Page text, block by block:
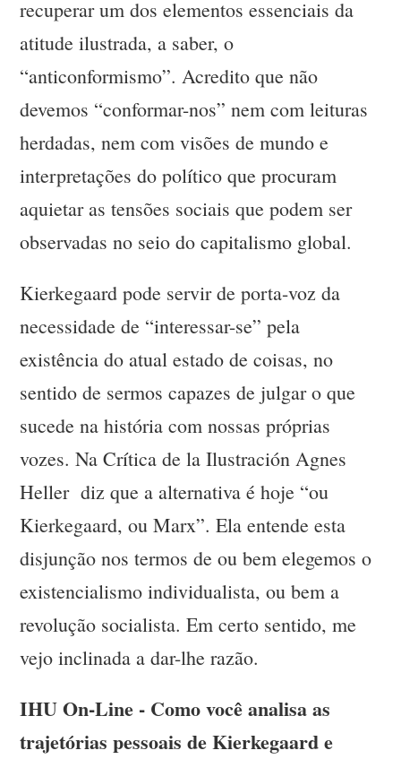
recuperar um dos elementos essenciais da
atitude ilustrada, a saber, o
“anticonformismo”. Acredito que não
devemos “conformar-nos” nem com leituras
herdadas, nem com visões de mundo e
interpretações do político que procuram
aquietar as tensões sociais que podem ser
observadas no seio do capitalismo global.
Kierkegaard pode servir de porta-voz da
necessidade de “interessar-se” pela
existência do atual estado de coisas, no
sentido de sermos capazes de julgar o que
sucede na história com nossas próprias
vozes. Na Crítica de la Ilustración Agnes
Heller diz que a alternativa é hoje “ou
Kierkegaard, ou Marx”. Ela entende esta
disjunção nos termos de ou bem elegemos o
existencialismo individualista, ou bem a
revolução socialista. Em certo sentido, me
vejo inclinada a dar-lhe razão.
IHU On-Line - Como você analisa as
trajetórias pessoais de Kierkegaard e